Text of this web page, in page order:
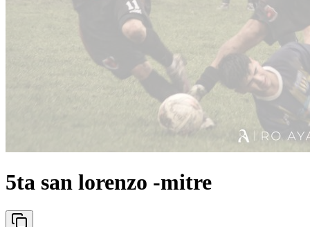
5ta san lorenzo -mitre